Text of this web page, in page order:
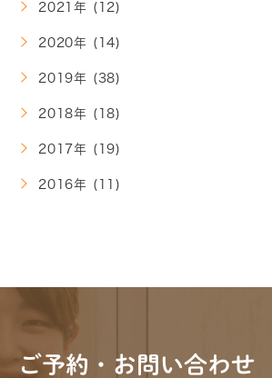
2021年 (12)
2020年 (14)
2019年 (38)
2018年 (18)
2017年 (19)
2016年 (11)
ご予約・お問い合わせ